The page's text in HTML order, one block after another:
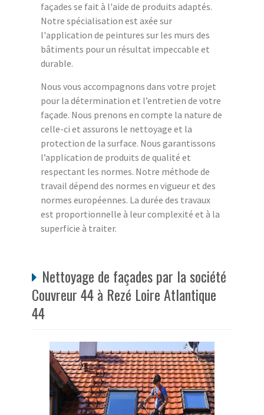
façades se fait à l'aide de produits adaptés.
Notre spécialisation est axée sur
l'application de peintures sur les murs des
bâtiments pour un résultat impeccable et
durable.
Nous vous accompagnons dans votre projet
pour la détermination et l’entretien de votre
façade. Nous prenons en compte la nature de
celle-ci et assurons le nettoyage et la
protection de la surface. Nous garantissons
l’application de produits de qualité et
respectant les normes. Notre méthode de
travail dépend des normes en vigueur et des
normes européennes. La durée des travaux
est proportionnelle à leur complexité et à la
superficie à traiter.
Nettoyage de façades par la société
Couvreur 44 à Rezé Loire Atlantique
44